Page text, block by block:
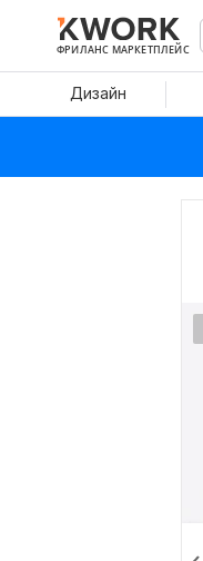
ФРИЛАНС МАРКЕТПЛЕЙС
Дизайн